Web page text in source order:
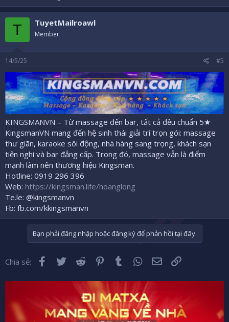
T TuyetMailroawl
Member
14/5/25 #5
KINGSMANVN – Từ massage đến bar, tất cả đều chuẩn 5★
KingsmanVN mang đến hệ sinh thái giải trí trọn gói: massage
thư giãn, karaoke sôi động, nhà hàng sang trọng, khách sạn
tiện nghi và bar đẳng cấp. Trong đó, massage vẫn là điểm
mạnh làm nên thương hiệu Kingsman.
Hotline: 0919 296 396
Web: https://kingsman.life/hoanglong
Te.le: @kingsmanvn
Fb: fb.com/kkingsmanvn
Bạn phải đăng nhập hoặc đăng ký để phản hồi tại đây.
Chia sẻ: Facebook
Twitter Reddit Pinterest
Tumblr WhatsApp
Email